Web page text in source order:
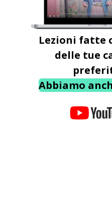
Lezioni fatte
delle tue
Abbiamo